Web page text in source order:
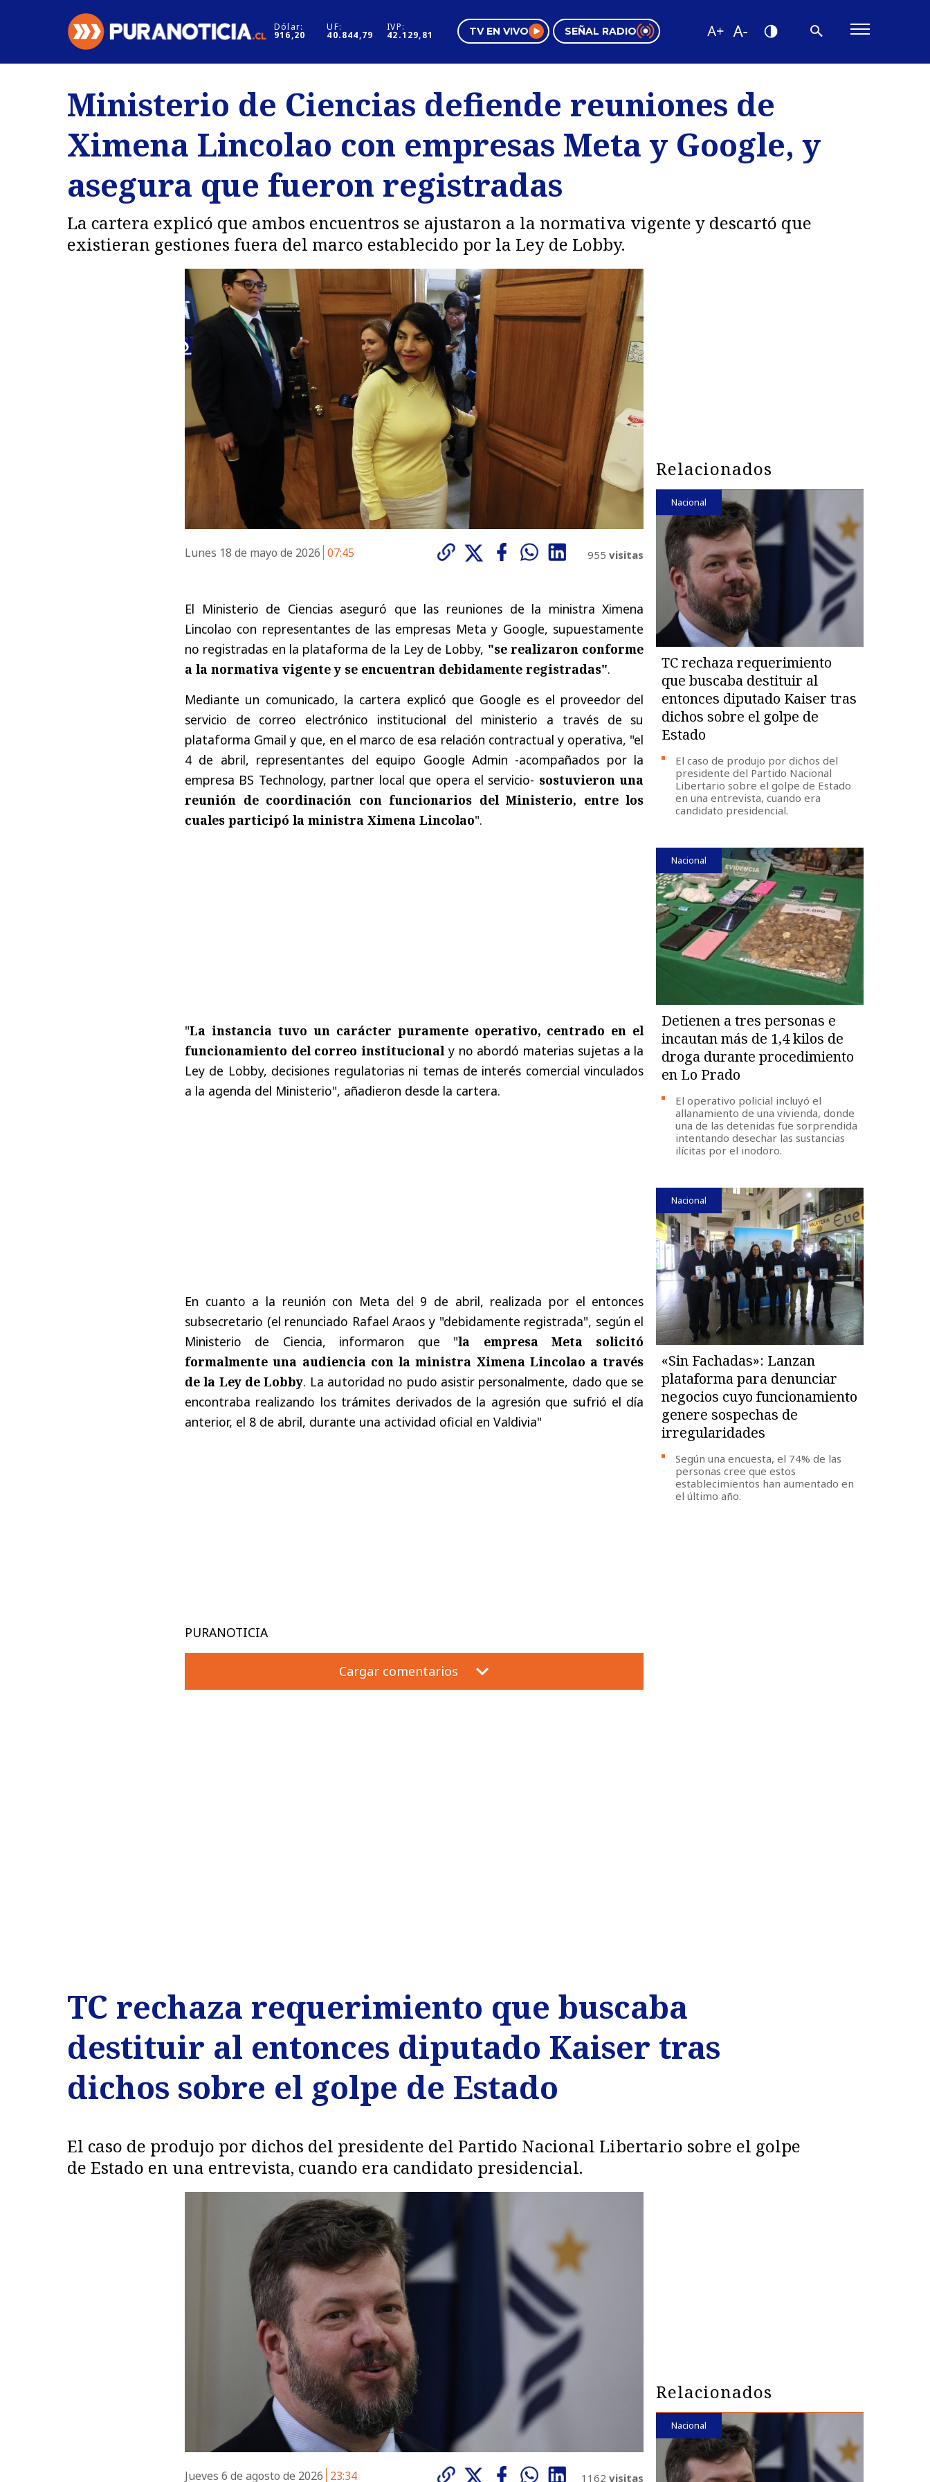
Dólar:
916,20
UF:
40.844,79
IVP:
42.129,81 TV EN VIVO SEÑAL RADIO
Regiones
Deportes
Internacional
Motores
Negocios
Pura Mujer
Tendencias
Videos
Ministerio de Ciencias defiende reuniones de
Ximena Lincolao con empresas Meta y Google, y
asegura que fueron registradas
La cartera explicó que ambos encuentros se ajustaron a la normativa vigente y descartó que
existieran gestiones fuera del marco establecido por la Ley de Lobby.
Lunes 18 de mayo de 2026 07:45 955 visitas
El Ministerio de Ciencias aseguró que las reuniones de la ministra Ximena
Lincolao con representantes de las empresas Meta y Google, supuestamente
no registradas en la plataforma de la Ley de Lobby, "se realizaron conforme
a la normativa vigente y se encuentran debidamente registradas".
Mediante un comunicado, la cartera explicó que Google es el proveedor del
servicio de correo electrónico institucional del ministerio a través de su
plataforma Gmail y que, en el marco de esa relación contractual y operativa, "el
4 de abril, representantes del equipo Google Admin -acompañados por la
empresa BS Technology, partner local que opera el servicio- sostuvieron una
reunión de coordinación con funcionarios del Ministerio, entre los
cuales participó la ministra Ximena Lincolao".
"La instancia tuvo un carácter puramente operativo, centrado en el
funcionamiento del correo institucional y no abordó materias sujetas a la
Ley de Lobby, decisiones regulatorias ni temas de interés comercial vinculados
a la agenda del Ministerio", añadieron desde la cartera.
En cuanto a la reunión con Meta del 9 de abril, realizada por el entonces
subsecretario (el renunciado Rafael Araos y "debidamente registrada", según el
Ministerio de Ciencia, informaron que "la empresa Meta solicitó
formalmente una audiencia con la ministra Ximena Lincolao a través
de la Ley de Lobby. La autoridad no pudo asistir personalmente, dado que se
encontraba realizando los trámites derivados de la agresión que sufrió el día
anterior, el 8 de abril, durante una actividad oficial en Valdivia"
PURANOTICIA
Cargar comentarios
Relacionados
Nacional
TC rechaza requerimiento
que buscaba destituir al
entonces diputado Kaiser tras
dichos sobre el golpe de
Estado
El caso de produjo por dichos del
presidente del Partido Nacional
Libertario sobre el golpe de Estado
en una entrevista, cuando era
candidato presidencial.
Nacional
Detienen a tres personas e
incautan más de 1,4 kilos de
droga durante procedimiento
en Lo Prado
El operativo policial incluyó el
allanamiento de una vivienda, donde
una de las detenidas fue sorprendida
intentando desechar las sustancias
ilícitas por el inodoro.
Nacional
«Sin Fachadas»: Lanzan
plataforma para denunciar
negocios cuyo funcionamiento
genere sospechas de
irregularidades
Según una encuesta, el 74% de las
personas cree que estos
establecimientos han aumentado en
el último año.
TC rechaza requerimiento que buscaba
destituir al entonces diputado Kaiser tras
dichos sobre el golpe de Estado
El caso de produjo por dichos del presidente del Partido Nacional Libertario sobre el golpe
de Estado en una entrevista, cuando era candidato presidencial.
Jueves 6 de agosto de 2026 23:34 1162 visitas
Relacionados
Nacional